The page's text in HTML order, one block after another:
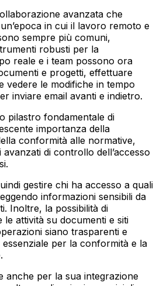
avanzata che
in cui il lavoro remoto e
sempre più comuni,
robusti per la
reale e i team possono ora
e progetti, effettuare
vedere le modifiche in tempo
inviare email avanti e indietro.
pilastro fondamentale di
importanza della
conformità alle normative,
di controllo dell’accesso
gestire chi ha accesso a quali
informazioni sensibili da
Inoltre, la possibilità di
attività su documenti e siti
siano trasparenti e
per la conformità e la
anche per la sua integrazione